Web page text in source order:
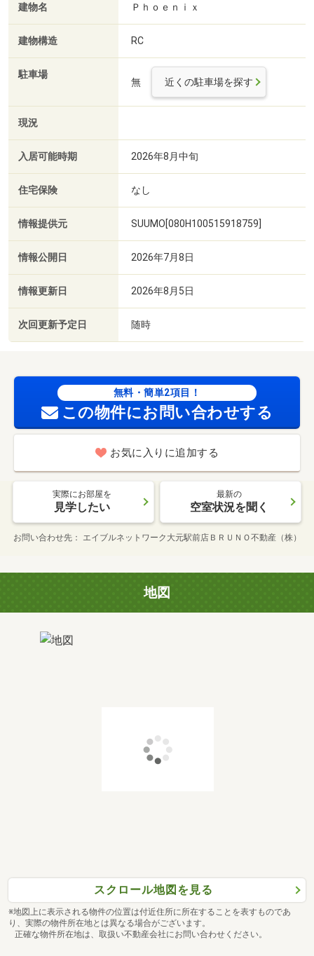
建物名 Ｐｈｏｅｎｉｘ
建物構造 RC
駐車場
無 近くの駐車場を探す
現況
入居可能時期 2026年8月中旬
住宅保険 なし
情報提供元 SUUMO[080H100515918759]
情報公開日 2026年7月8日
情報更新日 2026年8月5日
次回更新予定日 随時
無料・簡単2項目！
この物件にお問い合わせする
お気に入りに追加する
実際にお部屋を
見学したい
最新の
空室状況を聞く
お問い合わせ先 エイブルネットワーク大元駅前店ＢＲＵＮＯ不動産（株）
地図
スクロール地図を見る
※地図上に表示される物件の位置は付近住所に所在することを表すものであ
り、実際の物件所在地とは異なる場合がございます。
正確な物件所在地は、取扱い不動産会社にお問い合わせください。